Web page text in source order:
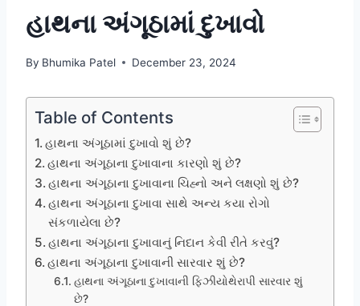
હાથના અંગૂઠામાં દુખાવો
By Bhumika Patel December 23, 2024
Table of Contents
હાથના અંગૂઠામાં દુખાવો શું છે?
હાથના અંગૂઠાના દુખાવાના કારણો શું છે?
હાથના અંગૂઠાના દુખાવાના ચિહ્નો અને લક્ષણો શું છે?
હાથના અંગૂઠાના દુખાવા સાથે અન્ય કયા રોગો
સંકળાયેલા છે?
હાથના અંગૂઠાના દુખાવાનું નિદાન કેવી રીતે કરવું?
હાથના અંગૂઠાના દુખાવાની સારવાર શું છે?
હાથના અંગૂઠાના દુખાવાની ફિઝીયોથેરાપી સારવાર શું
છે?